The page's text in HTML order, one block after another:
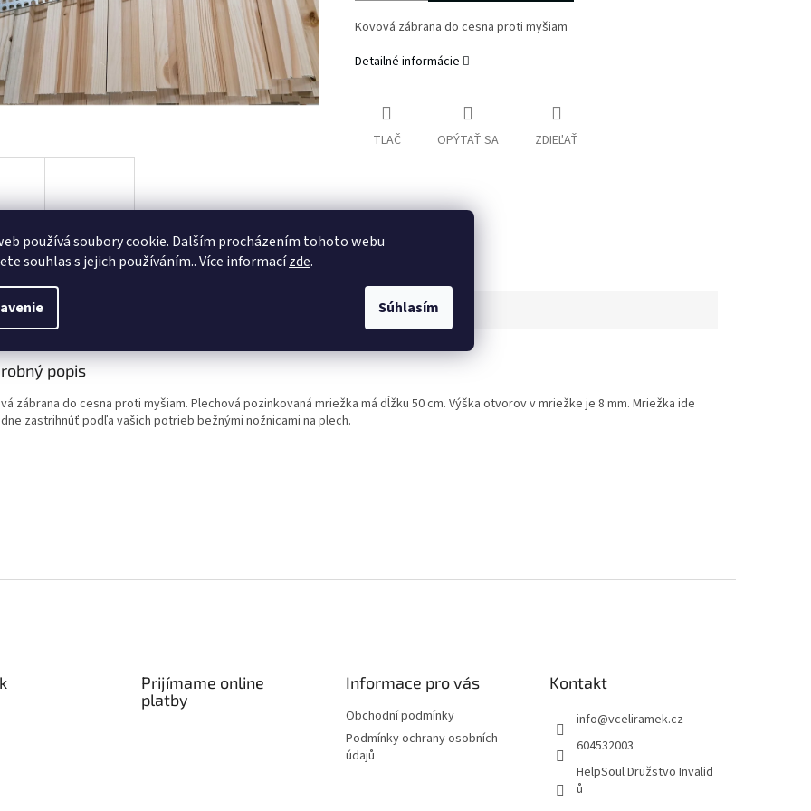
používá soubory cookie. Dalším procházením tohoto webu
souhlas s jejich používáním.. Více informacízde.
Súhlasím
Kovová zábrana do cesna proti myšiam
Detailné informácie
TLAČ OPÝTAŤ SA ZDIEĽAŤ
Diskusia
popis
zábrana do cesna proti myšiam. Plechová pozinkovaná mriežka má dĺžku 50 cm. Výška otvorov v mriežke je 8 mm. Mriežka ide
zastrihnúť podľa vašich potrieb bežnými nožnicami na plech.
Prijímame online
platby
Informace pro vás
Obchodní podmínky
Podmínky ochrany osobních
údajů
Kontakt
info@vceliramek.cz
604532003
HelpSoul Družstvo Invalid
ů